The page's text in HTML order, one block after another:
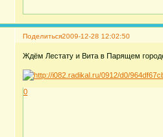
Поделиться2009-12-28 12:02:50
Ждём Лестату и Вита в Парящем
0